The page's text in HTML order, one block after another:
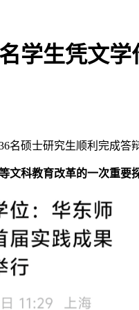
学生凭文
名硕士研究生顺利完成答
文科教育改革的一次重要